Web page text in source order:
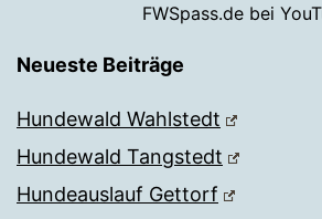
FWSpass.de bei
Neueste Beiträge
Hundewald Wahlstedt
Hundewald Tangstedt
Hundeauslauf Gettorf